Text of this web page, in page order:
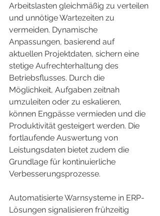
Arbeitslasten gleichmäßig zu verteilen
und unnötige Wartezeiten zu
vermeiden. Dynamische
Anpassungen, basierend auf
aktuellen Projektdaten, sichern eine
stetige Aufrechterhaltung des
Betriebsflusses. Durch die
Möglichkeit, Aufgaben zeitnah
umzuleiten oder zu eskalieren,
können Engpässe vermieden und die
Produktivität gesteigert werden. Die
fortlaufende Auswertung von
Leistungsdaten bietet zudem die
Grundlage für kontinuierliche
Verbesserungsprozesse.
Automatisierte Warnsysteme in ERP-
Lösungen signalisieren frühzeitig